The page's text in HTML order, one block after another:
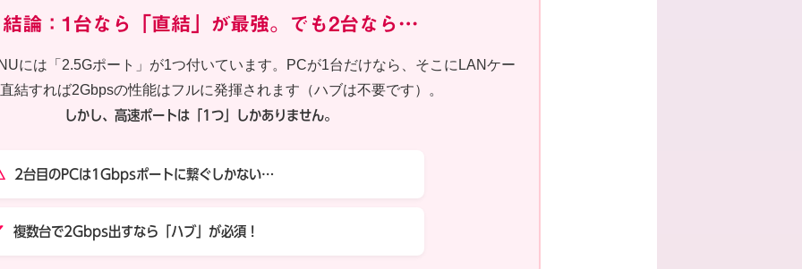
結論：1台なら「直結」が最強。でも2台なら…
には「2.5Gポート」が1つ付いています。PCが1台だけなら、そこにLANケー
結すれば2Gbpsの性能はフルに発揮されます（ハブは不要です）。
しかし、高速ポートは「1つ」しかありません。
2台目のPCは1Gbpsポートに繋ぐしかない…
複数台で2Gbps出すなら「ハブ」が必須！